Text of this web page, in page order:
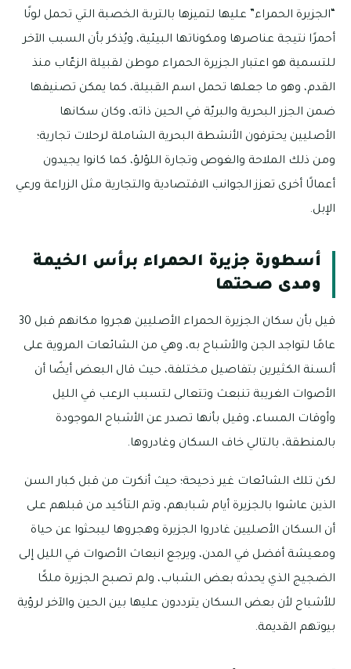
“الجزيرة الحمراء” عليها لتميزها بالتربة الخصبة التي تحمل لونًا
أحمرًا نتيجة عناصرها ومكوناتها البيئية، ويُذكر بأن السبب الآخر
للتسمية هو اعتبار الجزيرة الحمراء موطن لقبيلة الزعّاب منذ
القدم، وهو ما جعلها تحمل اسم القبيلة، كما يمكن تصنيفها
ضمن الجزر البحرية والبريّة في الحين ذاته، وكان سكانها
الأصليين يحترفون الأنشطة البحرية الشاملة لرحلات تجارية؛
ومن ذلك الملاحة والغوص وتجارة اللؤلؤ، كما كانوا يجيدون
أعمالًا أخرى تعزز الجوانب الاقتصادية والتجارية مثل الزراعة ورعي
الإبل.
أسطورة جزيرة الحمراء برأس الخيمة
ومدى صحتها
قيل بأن سكان الجزيرة الحمراء الأصليين هجروا مكانهم قبل 30
عامًا لتواجد الجن والأشباح به، وهي من الشائعات المروية على
ألسنة الكثيرين بتفاصيل مختلفة، حيث قال البعض أيضًا أن
الأصوات الغريبة تنبعث وتتعالى لتسبب الرعب في الليل
وأوقات المساء، وقيل بأنها تصدر عن الأشباح الموجودة
بالمنطقة، بالتالي خاف السكان وغادروها.
لكن تلك الشائعات غير ذحيحة؛ حيث أنكرت من قبل كبار السن
الذين عاشوا بالجزيرة أيام شبابهم، وتم التأكيد من قبلهم على
أن السكان الأصليين غادروا الجزيرة وهجروها ليبحثوا عن حياة
ومعيشة أفضل في المدن، ويرجع انبعاث الأصوات في الليل إلى
الضجيج الذي يحدثه بعض الشباب، ولم تصبح الجزيرة ملكًا
للأشباح لأن بعض السكان يترددون عليها بين الحين والآخر لرؤية
بيوتهم القديمة.